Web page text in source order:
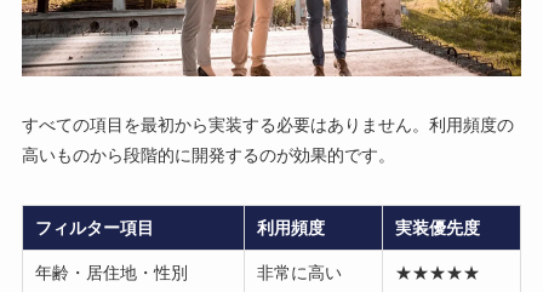
すべての項目を最初から実装する必要はありません。利用頻度の
高いものから段階的に開発するのが効果的です。
フィルター項目 利用頻度 実装優先度
年齢・居住地・性別 非常に高い ★★★★★